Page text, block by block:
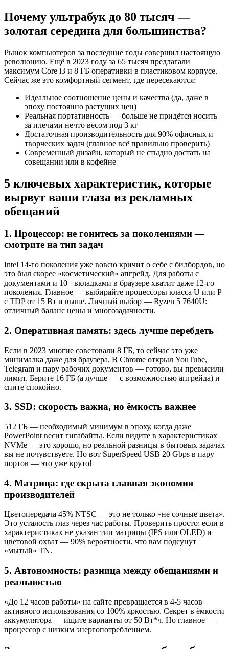
Почему ультрабук до 80 тысяч —
золотая середина для большинства?
Рынок компьютеров за последние годы совершил настоящую
революцию. Ещё в 2023 году за 65 тысяч предлагали
максимум Core i3 и 8 ГБ оперативки в пластиковом корпусе.
Сейчас же это комфортный сегмент, где пересекаются:
Идеальное соотношение цены и качества (да, даже в
эпоху постоянно растущих цен)
Реальная портативность — больше не придётся носить
за плечами нечто весом под 3 кг
Достаточная производительность для 90% офисных и
творческих задач (главное всё правильно проверить)
Современный дизайн, который не стыдно достать на
совещании или в кофейне
5 ключевых характеристик, которые
вырвут ваши глаза из рекламных
обещаний
1. Процессор: не гонитесь за поколениями —
смотрите на тип задач
Intel 14-го поколения уже вовсю кричит о себе с билбордов, но
это был скорее «косметический» апгрейд. Для работы с
документами и 10+ вкладками в браузере хватит даже 12-го
поколения. Главное — выбирайте процессоры класса U или P
с TDP от 15 Вт и выше. Личный выбор — Ryzen 5 7640U:
отличный баланс цены и многозадачности.
2. Оперативная память: здесь лучше перебдеть
Если в 2023 многие советовали 8 ГБ, то сейчас это уже
минималка даже для браузера. В Chrome открыл YouTube,
Telegram и пару рабочих документов — готово, вы превысили
лимит. Берите 16 ГБ (а лучше — с возможностью апгрейда) и
спите спокойно.
3. SSD: скорость важна, но ёмкость важнее
512 ГБ — необходимый минимум в эпоху, когда даже
PowerPoint весит гигабайты. Если видите в характеристиках
NVMe — это хорошо, но реальной разницы в бытовых задачах
вы не почувствуете. Но вот SuperSpeed USB 20 Gbps в пару
портов — это уже круто!
4. Матрица: где скрыта главная экономия
производителей
Цветопередача 45% NTSC — это не только «не сочные цвета».
Это усталость глаз через час работы. Проверить просто: если в
характеристиках не указан тип матрицы (IPS или OLED) и
цветовой охват — 90% вероятности, что вам подсунут
«мытый» TN.
5. Автономность: разница между обещаниями и
реальностью
«До 12 часов работы» на сайте превращается в 4-5 часов
активного использования со 100% яркостью. Секрет в ёмкости
аккумулятора — ищите варианты от 50 Вт*ч. Но главное —
процессор с низким энергопотреблением.